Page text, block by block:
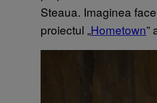
Steaua. Imaginea
proiectul „Hometown”